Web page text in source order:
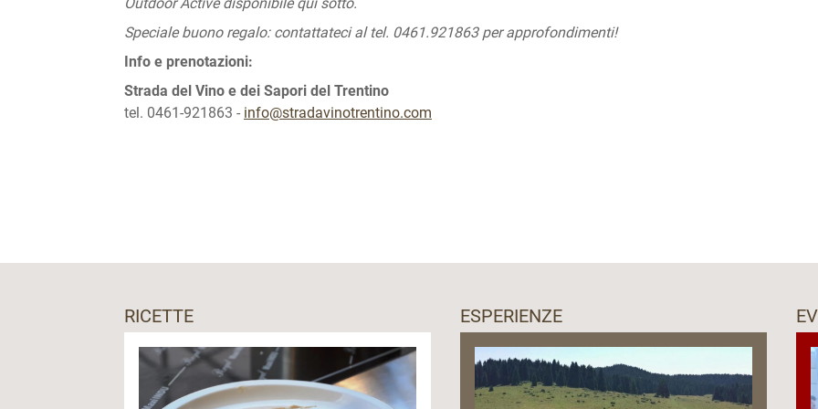
Speciale buono regalo: contattateci al tel. 0461.921863 per approfondimenti!
Info e prenotazioni:
Strada del Vino e dei Sapori del Trentino
tel. 0461-921863 - info@stradavinotrentino.com
RICETTE ESPERIENZE